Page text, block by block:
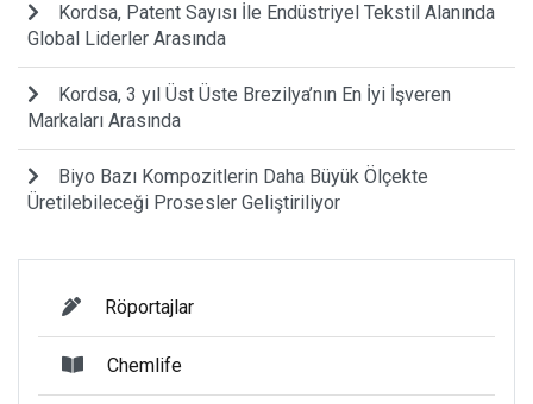
Kordsa, Patent Sayısı İle Endüstriyel Tekstil Alanında
Global Liderler Arasında
Kordsa, 3 yıl Üst Üste Brezilya’nın En İyi İşveren
Markaları Arasında
Biyo Bazı Kompozitlerin Daha Büyük Ölçekte
Üretilebileceği Prosesler Geliştiriliyor
Röportajlar
Chemlife